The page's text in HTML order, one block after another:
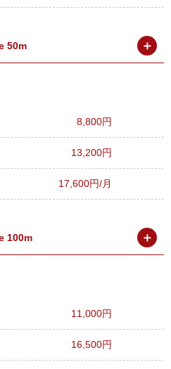
50m ＋
8,800円
13,200円
17,600円/月
100m ＋
11,000円
16,500円